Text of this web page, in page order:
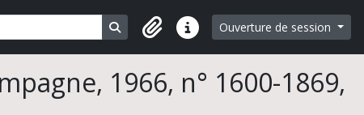
Search in browse page
Liens rapidesOuverture de session
1966, n° 1600-1869,
Perrot